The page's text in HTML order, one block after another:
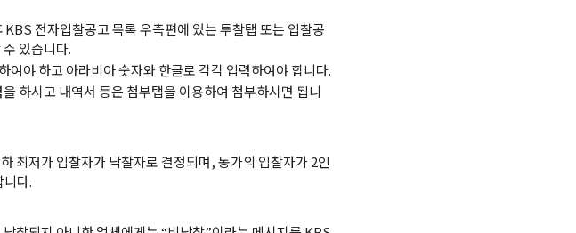
전자입찰공고 목록 우측편에 있는 투찰탭 또는 입찰공
있습니다.
여야 하고 아라비아 숫자와 한글로 각각 입력하여야 합니다.
하시고 내역서 등은 첨부탭을 이용하여 첨부하시면 됩니
최저가 입찰자가 낙찰자로 결정되며, 동가의 입찰자가 2인
다.